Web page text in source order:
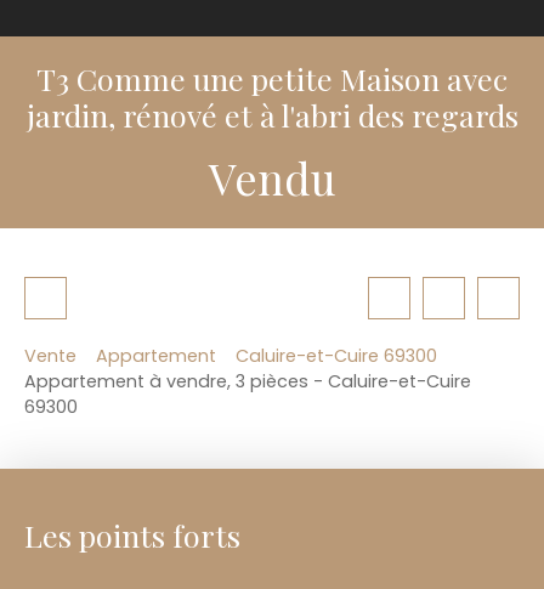
T3 Comme une petite Maison avec
jardin, rénové et à l'abri des regards
Vendu
Vente Appartement
Caluire-et-Cuire 69300
Appartement à vendre, 3 pièces - Caluire-et-Cuire
69300
Les points forts